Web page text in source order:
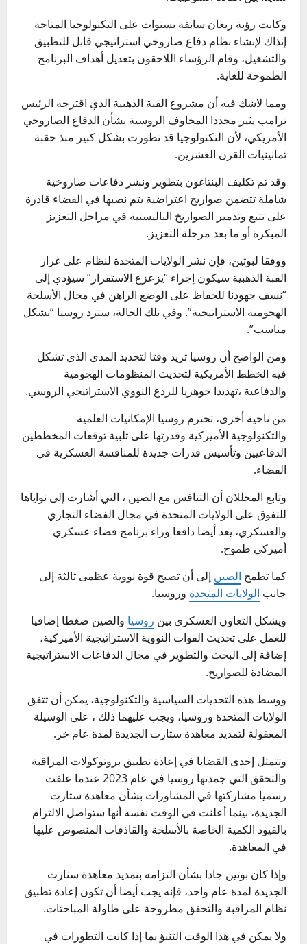
وكانت رؤية ريغان سابقة بسنوات على التكنولوجيا المتاحة
إنذاك لإنشاء نظام دفاع صاروخي استراتيجي قابل للتطبيق
والتشغيل، وقام الرؤساء اللاحقون بتعديل أهداف البرنامج
الطموحة للغاية.
ومما لاشك فيه أن مشروع القبة الذهبية الذي اقترحه الرئيس
ترامب يثير مجددا المخاوف الروسية بشأن الدفاع الصاروخي
الأمريكي، لأن التكنولوجيا قد تطورت بشكل كبير منذ حقبة
ثمانينيات القرن العشرين.
وقد تم تكليف البنتاغون بتطوير ونشر دفاعات صاروخية
شاملة تتضمن صواريخ اعتراضية يتم نصبها في الفضاء قادرة
على تتبع وتدمير الصواريخ الباليستية في مراحل التعزيز
المبكرة أو ما بعد مرحلة التعزيز.
ووفقا لبوتين، فإن نشر الولايات المتحدة لنظام على غرار
القبة الذهبية سيكون إجراء “يزعزع الاستقرار” سيؤدي إلى
“نسف جهودنا للحفاظ على الوضع الراهن في مجال الأسلحة
الهجومية الاستراتيجية”. وفي تلك الحالة، سترد روسيا “بشكل
مناسب”.
ومن الواضح أن روسيا تريد وقتا لتحديد المدى الذي تشكل
فيه الخطط الأمريكية لتحديث المنظومات الهجومية
والدفاعية ،تهديدا جوهريا للردع النووي الاستراتيجي الروسي.
من ناحية أخرى، تحترم روسيا الإمكانيات العلمية
والتكنولوجية الأميركية وقدرتها على تلبية توقعات المخططين
الدفاعيين وتأسيس قدرات جديدة للمنافسة العسكرية في
الفضاء.
وتابع المحللان أن التنافس مع الصين ، التي أشارت إلى نواياها
للتفوق على الولايات المتحدة في مجال الفضاء التجاري
والعسكري، يعد أيضا دافعا وراء برنامج فضاء عسكري
أميركي طموح.
كما تطمح الصين إلى أن تصبح قوة نووية عظمى ثالثة إلى
جانب الولايات المتحدة وروسيا.
ويشكل التعاون العسكري بين روسيا والصين ضغطا إضافيا
للعمل على تحديث القوات النووية الاستراتيجية الأميركية،
إضافة إلى البحث والتطوير في مجال الدفاعات الاستراتيجية
المضادة للصواريخ.
ووسط هذه التحديات السياسية والتكنولوجية، يمكن أن تتفق
الولايات المتحدة وروسيا، ويجب عليهما ذلك ، على الوسيلة
المعقولة لتمديد معاهدة ستارت الجديدة لمدة عام خر.
وتتمثل إحدى القضايا في إعادة تطبيق بروتوكولات المراقبة
والتحقق التي جمدتها روسيا في عام 2023 عندما علقت
رسميا مشاركتها في المشاورات بشأن معاهدة ستارت
الجديدة، بينما أعلنت في الوقت نفسه أنها ستواصل الالتزام
بالقيود الكمية الخاصة بالأسلحة والقاذفات المنصوص عليها
في المعاهدة.
وإذا كان بوتين جادا بشأن التزامه بتمديد معاهدة ستارت
الجديدة لمدة عام واحد، فإنه يجب أيضا أن تكون إعادة تطبيق
نظام المراقبة والتحقق مطروحة على طاولة المباحثات.
ولا يمكن في هذا الوقت التنبؤ بما إذا كانت التطورات في